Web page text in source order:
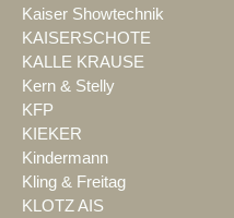
Kaiser Showtechnik
KAISERSCHOTE
KALLE KRAUSE
Kern & Stelly
KFP
KIEKER
Kindermann
Kling & Freitag
KLOTZ AIS